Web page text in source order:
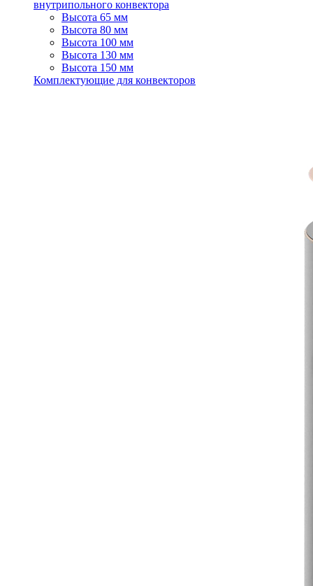
внутрипольного конвектора
Высота 65 мм
Высота 80 мм
Высота 100 мм
Высота 130 мм
Высота 150 мм
Комплектующие для конвекторов